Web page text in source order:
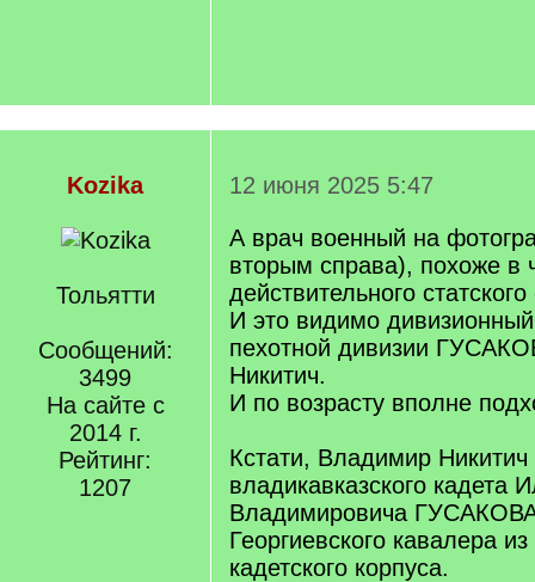
Kozika
Тольятти
Сообщений:
3499
На сайте с
2014 г.
Рейтинг:
1207
12 июня 2025 5:47
А врач военный на
вторым справа), похоже в
действительного
И это видимо
пехотной дивизии
Никитич.
И по возрасту вполне
Кстати, Владимир
владикавказского кадета
Владимировича
Георгиевского кавалера
кадетского корпуса.